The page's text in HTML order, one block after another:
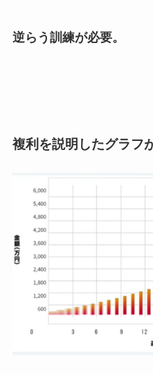
逆らう訓練が必要。
複利を説明したグラフ